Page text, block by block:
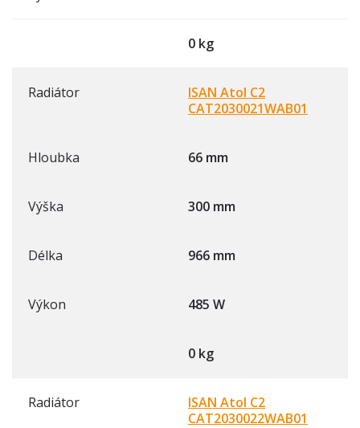
0 kg
Radiátor
ISAN Atol C2
CAT2030021WAB01
Hloubka 66 mm
Výška 300 mm
Délka 966 mm
Výkon 485 W
0 kg
Radiátor
ISAN Atol C2
CAT2030022WAB01